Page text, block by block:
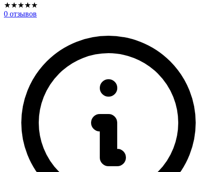
★★★★★
0 отзывов